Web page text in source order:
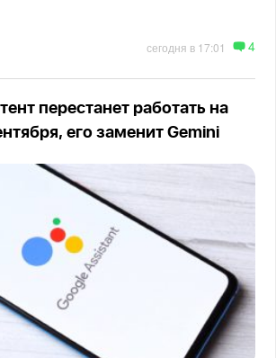
сегодня в 17:01 4
перестанет работать на
его заменит Gemini